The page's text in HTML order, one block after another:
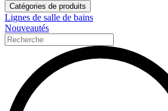
Catégories de produits
Lignes de salle de bains
Nouveautés